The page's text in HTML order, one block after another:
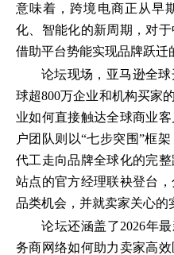
意味着，跨境电商正从早
化、智能化的新周期，对
借助平台势能实现品牌跃迁
论坛现场，亚马逊全
球超800万企业和机构买家
业如何直接触达全球商业
户团队则以“七步突围”框
代工走向品牌全球化的完
站点的官方经理联袂登台
品类机会，并就卖家关心的
论坛还涵盖了2026年
务商网络如何助力卖家高